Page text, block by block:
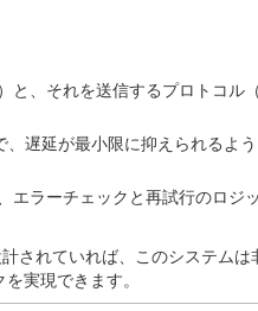
と、それを送信するプロトコル
遅延が最小限に抑えられるよ
エラーチェックと再試行のロジ
されていれば、このシステムは
実現できます。